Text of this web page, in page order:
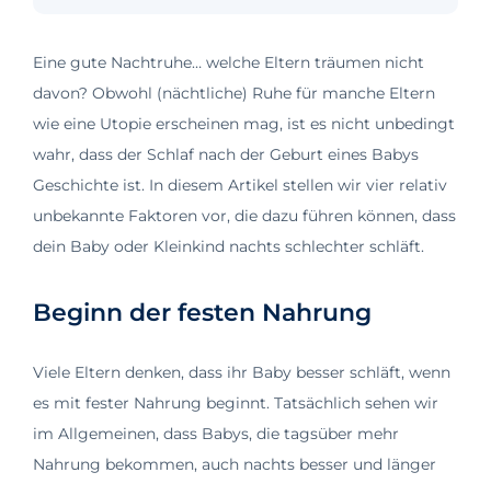
Eine gute Nachtruhe… welche Eltern träumen nicht
davon? Obwohl (nächtliche) Ruhe für manche Eltern
wie eine Utopie erscheinen mag, ist es nicht unbedingt
wahr, dass der Schlaf nach der Geburt eines Babys
Geschichte ist. In diesem Artikel stellen wir vier relativ
unbekannte Faktoren vor, die dazu führen können, dass
dein Baby oder Kleinkind nachts schlechter schläft.
Beginn der festen Nahrung
Viele Eltern denken, dass ihr Baby besser schläft, wenn
es mit fester Nahrung beginnt. Tatsächlich sehen wir
im Allgemeinen, dass Babys, die tagsüber mehr
Nahrung bekommen, auch nachts besser und länger